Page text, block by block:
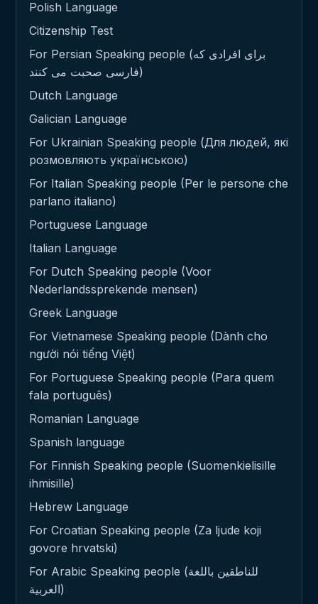
Polish Language
Citizenship Test
For Persian Speaking people (برای افرادی که
فارسی صحبت می کنند)
Dutch Language
Galician Language
For Ukrainian Speaking people (Для людей, які
розмовляють українською)
For Italian Speaking people (Per le persone che
parlano italiano)
Portuguese Language
Italian Language
For Dutch Speaking people (Voor
Nederlandssprekende mensen)
Greek Language
For Vietnamese Speaking people (Dành cho
người nói tiếng Việt)
For Portuguese Speaking people (Para quem
fala português)
Romanian Language
Spanish language
For Finnish Speaking people (Suomenkielisille
ihmisille)
Hebrew Language
For Croatian Speaking people (Za ljude koji
govore hrvatski)
For Arabic Speaking people (للناطقين باللغة
العربية)